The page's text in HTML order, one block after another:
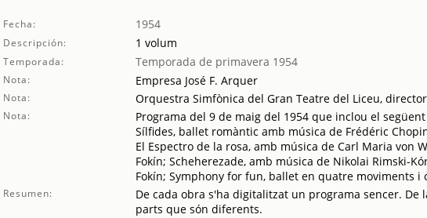
Fecha: 1954
Descripción: 1 volum
Temporada: Temporada de primavera 1954
Nota: Empresa José F. Arquer
Nota: Orquestra Simfònica del Gran Teatre del Liceu,
Nota:
Programa del 9 de maig del 1954 que inclou el
Sílfides, ballet romàntic amb música de Frédéric
El Espectro de la rosa, amb música de Carl Maria von
Fokín; Scheherezade, amb música de Nikolai Rimski-
Fokín; Symphony for fun, ballet en quatre moviments i
Resumen:
De cada obra s'ha digitalitzat un programa sencer. De
parts que són diferents.